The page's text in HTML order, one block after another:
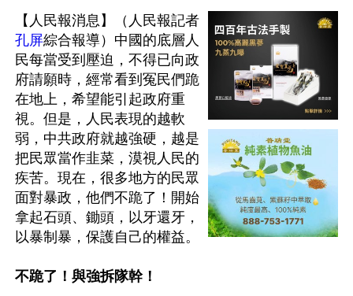
【人民報消息】（人民報記者
孔屏綜合報導）中國的底層人
民每當受到壓迫，不得已向政
府請願時，經常看到冤民們跪
在地上，希望能引起政府重
視。但是，人民表現的越軟
弱，中共政府就越強硬，越是
把民眾當作韭菜，漠視人民的
疾苦。現在，很多地方的民眾
面對暴政，他們不跪了！開始
拿起石頭、鋤頭，以牙還牙，
以暴制暴，保護自己的權益。
不跪了！與強拆隊幹！